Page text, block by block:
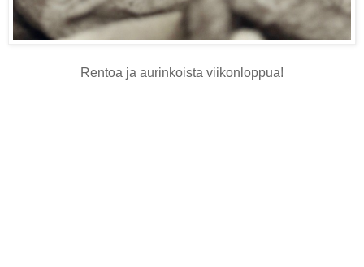
Rentoa ja aurinkoista viikonloppua!